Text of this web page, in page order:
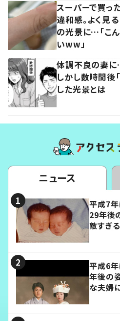
スーパーで買っ
違和感。よく見
の光景に…「こん
いww」
体調不良の妻に
しかし数時間後
した光景とは
ニュース
平成7
29年後
敵すぎる
平成6
年後の
な夫婦